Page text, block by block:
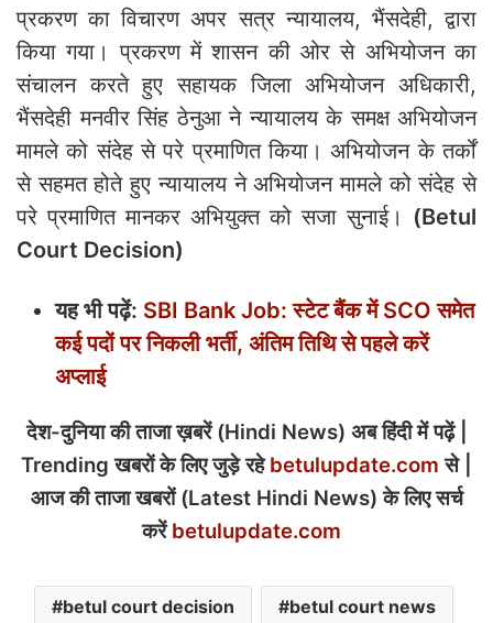
प्रकरण का विचारण अपर सत्र न्यायालय, भैंसदेही, द्वारा
किया गया। प्रकरण में शासन की ओर से अभियोजन का
संचालन करते हुए सहायक जिला अभियोजन अधिकारी,
भैंसदेही मनवीर सिंह ठेनुआ ने न्यायालय के समक्ष अभियोजन
मामले को संदेह से परे प्रमाणित किया। अभियोजन के तर्कों
से सहमत होते हुए न्यायालय ने अभियोजन मामले को संदेह से
परे प्रमाणित मानकर अभियुक्त को सजा सुनाई। (Betul
Court Decision)
यह भी पढ़ें: SBI Bank Job: स्‍टेट बैंक में SCO समेत
कई पदों पर निकली भर्ती, अंतिम तिथि से पहले करें
अप्‍लाई
देश-दुनिया की ताजा ख़बरें (Hindi News) अब हिंदी में पढ़ें |
Trending खबरों के लिए जुड़े रहेbetulupdate.com से |
आज की ताजा खबरों (Latest Hindi News) के लिए सर्च
करेंbetulupdate.com
betul court decision betul court news